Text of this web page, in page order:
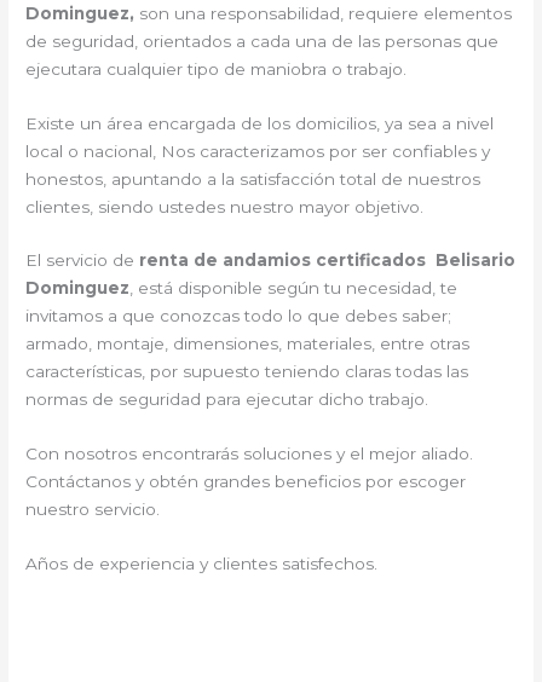
Dominguez, son una responsabilidad, requiere elementos
de seguridad, orientados a cada una de las personas que
ejecutara cualquier tipo de maniobra o trabajo.
Existe un área encargada de los domicilios, ya sea a nivel
local o nacional, Nos caracterizamos por ser confiables y
honestos, apuntando a la satisfacción total de nuestros
clientes, siendo ustedes nuestro mayor objetivo.
El servicio de renta de andamios certificados Belisario
Dominguez, está disponible según tu necesidad, te
invitamos a que conozcas todo lo que debes saber;
armado, montaje, dimensiones, materiales, entre otras
características, por supuesto teniendo claras todas las
normas de seguridad para ejecutar dicho trabajo.
Con nosotros encontrarás soluciones y el mejor aliado.
Contáctanos y obtén grandes beneficios por escoger
nuestro servicio.
Años de experiencia y clientes satisfechos.